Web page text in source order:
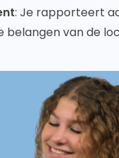
: Je rapporteert
van de